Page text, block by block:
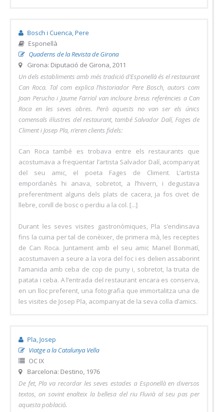
Bosch i Cuenca, Pere
Esponellà
Quaderns de la Revista de Girona
Girona: Diputació de Girona, 2011
Un dels establiments amb més tradició d’Esponellà és el restaurant
Can Roca. Tal com explica l’historiador Pere Bosch, autors com
Joan Perucho i Jaume Farriol van incloure breus referències a Can
Roca en les seves obres. Però aquests no van ser els únics
comensals il·lustres del restaurant, també Salvador Dalí, Fages de
Climent i Josep Pla, n’eren clients fidels:
Can Roca també es trobava entre els restaurants que
acostumava a freqüentar l’artista Salvador Dalí, acompanyat
del seu amic, el poeta Fages de Climent. L’artista
empordanès hi anava, sobretot, a l’hivern, i degustava
preferentment alguns dels plats de cacera, ja fos civet de
llebre, conill de bosc o perdiu a la col. [...]
Durant les seves visites gastronòmiques, Pla s’endinsava
fins la cuina per tal de conèixer, de primera mà, les receptes
de Can Roca. Juntament amb el seu amic Manel Bonmatí,
acostumaven a seure a la vora del foc i es delien assaborint
l’amanida amb ceba de cop de puny i, sobretot, la truita de
patata i ceba. A l’entrada del restaurant encara es conserva,
en un lloc preferent, una fotografia que immortalitza una de
les visites de Josep Pla, acompanyat de la seva colla d’amics.
Pla, Josep
Viatge a la Catalunya Vella
OC IX
Barcelona: Destino, 1976
De fet, Pla va recordar les seves estades a Esponellà en diversos
textos, on sovint enalteix la bellesa del riu Fluvià al seu pas per
aquesta població.